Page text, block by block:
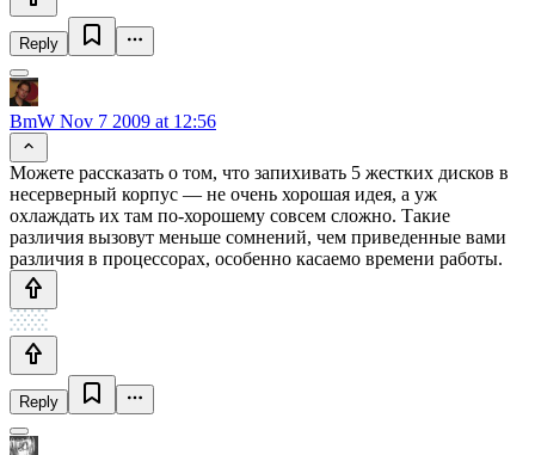
Reply
BmW Nov 7 2009 at 12:56
Можете рассказать о том, что запихивать 5 жестких дисков в
несерверный корпус — не очень хорошая идея, а уж
охлаждать их там по-хорошему совсем сложно. Такие
различия вызовут меньше сомнений, чем приведенные вами
различия в процессорах, особенно касаемо времени работы.
Reply